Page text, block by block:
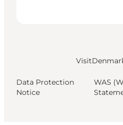
Data Protection
Notice
WAS